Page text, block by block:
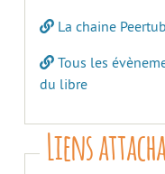
La chaine
Tous les
du libre
Liens